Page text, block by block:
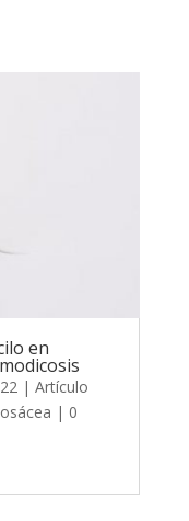
en
| Artículo
| 0